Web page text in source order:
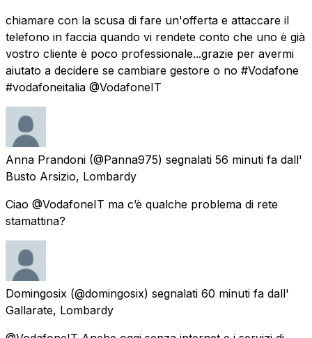
chiamare con la scusa di fare un'offerta e attaccare il
telefono in faccia quando vi rendete conto che uno è già
vostro cliente è poco professionale...grazie per avermi
aiutato a decidere se cambiare gestore o no #Vodafone
#vodafoneitalia @VodafoneIT
Anna Prandoni (@Panna975) segnalati 56 minuti fa dall'
Busto Arsizio, Lombardy
Ciao @VodafoneIT ma c’è qualche problema di rete
stamattina?
Domingosix (@domingosix) segnalati 60 minuti fa dall'
Gallarate, Lombardy